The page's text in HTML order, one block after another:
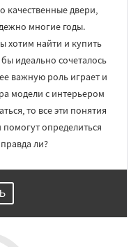
качественные двери,
многие годы.
хотим найти и купить
идеально сочеталось
важную роль играет и
модели с интерьером
то все эти понятия
определиться
ли?